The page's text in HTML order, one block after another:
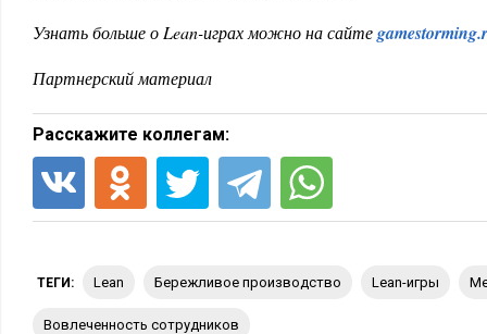
Узнать больше о Lean-играх можно на сайте
Партнерский материал
Расскажите коллегам:
ТЕГИ: lean бережливое производство lean-игры
вовлеченность сотрудников